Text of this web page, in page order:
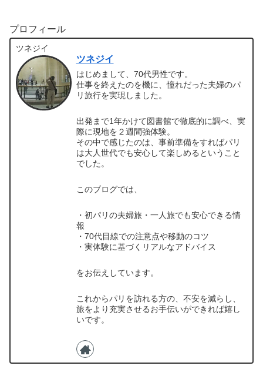
プロフィール
ツネジイ
ツネジイ
はじめまして、70代男性です。
仕事を終えたのを機に、憧れだった夫婦のパ
リ旅行を実現しました。
出発まで1年かけて図書館で徹底的に調べ、実
際に現地を２週間強体験。
その中で感じたのは、事前準備をすればパリ
は大人世代でも安心して楽しめるということ
でした。
このブログでは、
・初パリの夫婦旅・一人旅でも安心できる情
報
・70代目線での注意点や移動のコツ
・実体験に基づくリアルなアドバイス
をお伝えしています。
これからパリを訪れる方の、不安を減らし、
旅をより充実させるお手伝いができれば嬉し
いです。